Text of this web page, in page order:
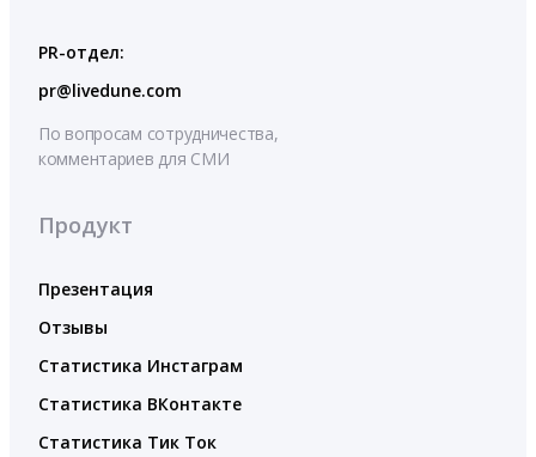
PR-отдел:
pr@livedune.com
По вопросам сотрудничества,
комментариев для СМИ
Продукт
Презентация
Отзывы
Статистика Инстаграм
Статистика ВКонтакте
Статистика Тик Ток